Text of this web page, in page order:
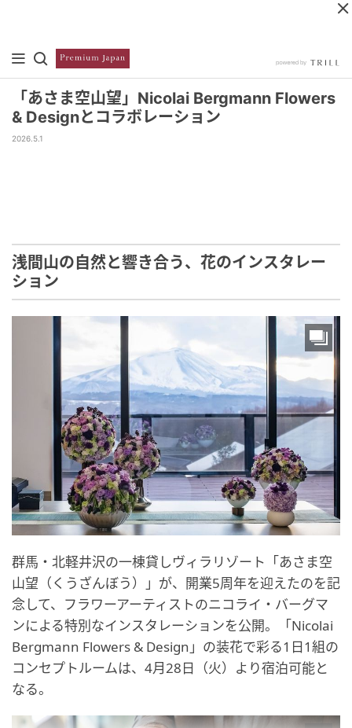
「あさま空山望」Nicolai Bergmann Flowers
& Designとコラボレーション
2026.5.1
浅間山の自然と響き合う、花のインスタレー
ション
群馬・北軽井沢の一棟貸しヴィラリゾート「あさま空
山望（くうざんぼう）」が、開業5周年を迎えたのを記
念して、フラワーアーティストのニコライ・バーグマ
ンによる特別なインスタレーションを公開。「Nicolai
Bergmann Flowers & Design」の装花で彩る1日1組の
コンセプトルームは、4月28日（火）より宿泊可能と
なる。